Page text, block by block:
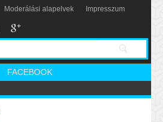
Moderálási alapelvek Impresszum
FACEBOOK